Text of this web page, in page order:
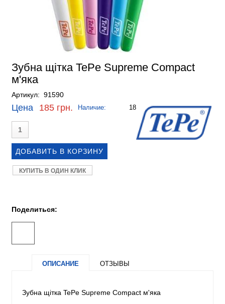
Зубна щітка TePe Supreme Compact
м'яка
Артикул: 91590
Цена 185 грн. Наличие: 18
КУПИТЬ В ОДИН КЛИК
Поделиться:
ОПИСАНИЕ ОТЗЫВЫ
Зубна щітка TePe Supreme Compact м'яка